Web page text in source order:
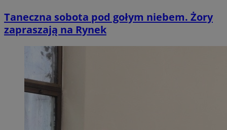
Taneczna sobota pod gołym niebem. Żory
zapraszają na Rynek